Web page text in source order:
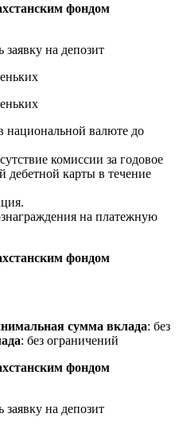
фондом
на депозит
национальной валюте до
комиссии за годовое
дебетной карты в течение
на платежную
фондом
сумма вклада: без
: без ограничений
фондом
на депозит